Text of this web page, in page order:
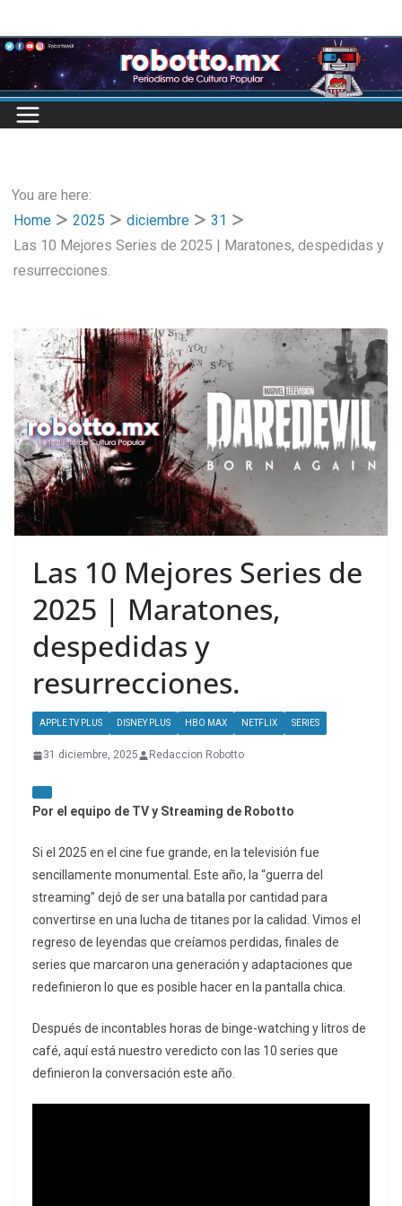
to
content
You are here:
Home
2025 diciembre
31
Las 10 Mejores Series de 2025 | Maratones, despedidas y
resurrecciones.
Las 10 Mejores Series de
2025 | Maratones,
despedidas y
resurrecciones.
APPLE TV PLUS DISNEY PLUS HBO MAX NETFLIX SERIES
31 diciembre, 2025 Redaccion Robotto
Por el equipo de TV y Streaming de Robotto
Si el 2025 en el cine fue grande, en la televisión fue
sencillamente monumental. Este año, la “guerra del
streaming” dejó de ser una batalla por cantidad para
convertirse en una lucha de titanes por la calidad. Vimos el
regreso de leyendas que creíamos perdidas, finales de
series que marcaron una generación y adaptaciones que
redefinieron lo que es posible hacer en la pantalla chica.
Después de incontables horas de binge-watching y litros de
café, aquí está nuestro veredicto con las 10 series que
definieron la conversación este año.